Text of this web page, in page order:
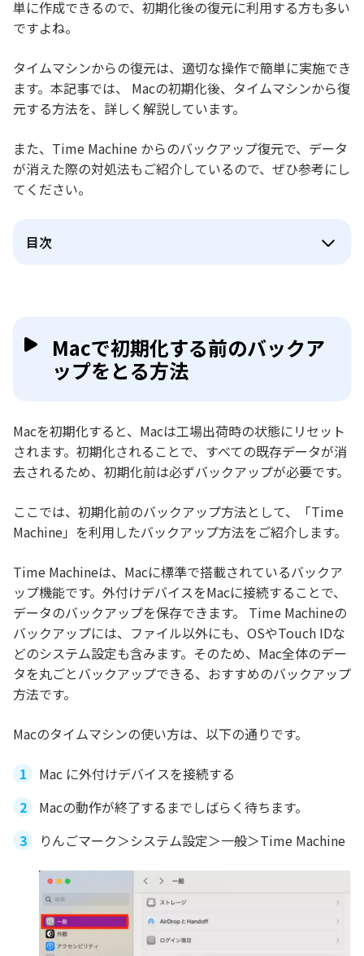
単に作成できるので、初期化後の復元に利用する方も多い
ですよね。
タイムマシンからの復元は、適切な操作で簡単に実施でき
ます。本記事では、 Macの初期化後、タイムマシンから復
元する方法を、詳しく解説しています。
また、Time Machine からのバックアップ復元で、データ
が消えた際の対処法もご紹介しているので、ぜひ参考にし
てください。
目次
Macで初期化する前のバックア
ップをとる方法
Macを初期化すると、Macは工場出荷時の状態にリセット
されます。初期化されることで、すべての既存データが消
去されるため、初期化前は必ずバックアップが必要です。
ここでは、初期化前のバックアップ方法として、「Time
Machine」を利用したバックアップ方法をご紹介します。
Time Machineは、Macに標準で搭載されているバックア
ップ機能です。外付けデバイスをMacに接続することで、
データのバックアップを保存できます。 Time Machineの
バックアップには、ファイル以外にも、OSやTouch IDな
どのシステム設定も含みます。そのため、Mac全体のデー
タを丸ごとバックアップできる、おすすめのバックアップ
方法です。
Macのタイムマシンの使い方は、以下の通りです。
Mac に外付けデバイスを接続する
Macの動作が終了するまでしばらく待ちます。
りんごマーク＞システム設定＞一般＞Time Machine